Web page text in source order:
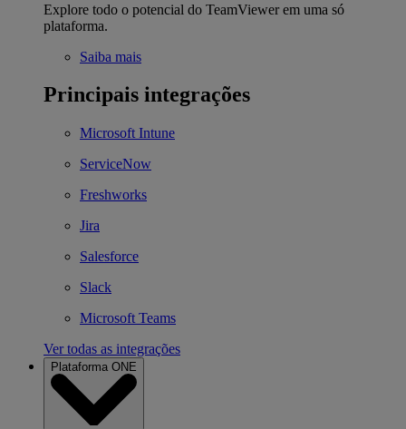
Explore todo o potencial do TeamViewer em uma só
plataforma.
Saiba mais
Principais integrações
Microsoft Intune
ServiceNow
Freshworks
Jira
Salesforce
Slack
Microsoft Teams
Ver todas as integrações
Plataforma ONE